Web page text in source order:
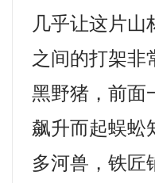
几乎让这片山
之间的打架非
黑野猪，前面
飙升而起蜈蚣
多河兽，铁